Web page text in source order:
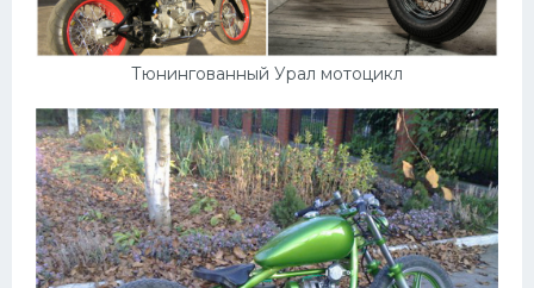
Тюнингованный Урал мотоцикл